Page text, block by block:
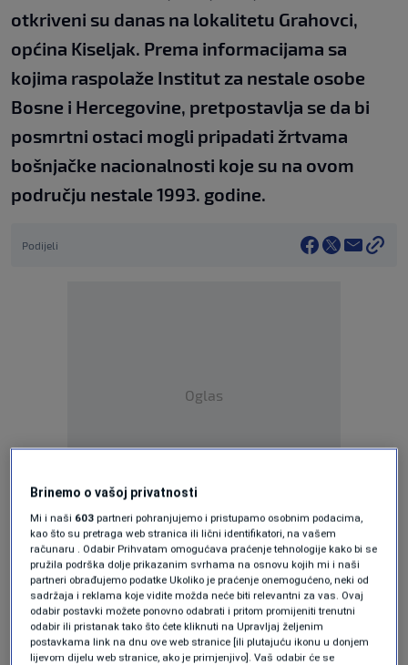
otkriveni su danas na lokalitetu Grahovci,
općina Kiseljak. Prema informacijama sa
kojima raspolaže Institut za nestale osobe
Bosne i Hercegovine, pretpostavlja se da bi
posmrtni ostaci mogli pripadati žrtvama
bošnjačke nacionalnosti koje su na ovom
području nestale 1993. godine.
Podijeli
Oglas
Glasnogovornica Instituta za nestale osobe
BiH Emza Fazlić kazala je Feni da su posmrtne
ostatke uočili građani koji su vršili iskopavanja
na ovom lokalitetu, te su odmah pozvali
policiju i Institut za nestale osobe.
Brinemo o vašoj privatnosti
Mi i naši 603 partneri pohranjujemo i pristupamo osobnim podacima,
kao što su pretraga web stranica ili lični identifikatori, na vašem
računaru . Odabir Prihvatam omogućava praćenje tehnologije kako bi se
pružila podrška dolje prikazanim svrhama na osnovu kojih mi i naši
partneri obrađujemo podatke Ukoliko je praćenje onemogućeno, neki od
sadržaja i reklama koje vidite možda neće biti relevantni za vas. Ovaj
odabir postavki možete ponovno odabrati i pritom promijeniti trenutni
odabir ili pristanak tako što ćete kliknuti na Upravljaj željenim
postavkama link na dnu ove web stranice [ili plutajuću ikonu u donjem
lijevom dijelu web stranice, ako je primjenjivo]. Vaš odabir će se